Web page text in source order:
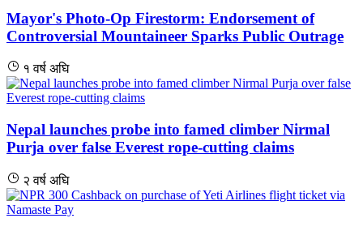
Mayor's Photo-Op Firestorm: Endorsement of
Controversial Mountaineer Sparks Public Outrage
१ वर्ष अघि
Nepal launches probe into famed climber Nirmal
Purja over false Everest rope-cutting claims
२ वर्ष अघि